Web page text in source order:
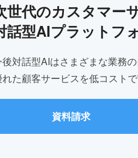
世代のカスタマー
話型AIプラットフ
対話型AIはさまざまな業務
た顧客サービスを低コスト
資料請求